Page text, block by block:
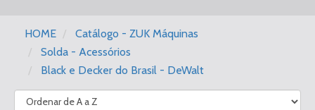
HOME
Catálogo - ZUK Máquinas
Solda - Acessórios
Black e Decker do Brasil - DeWalt